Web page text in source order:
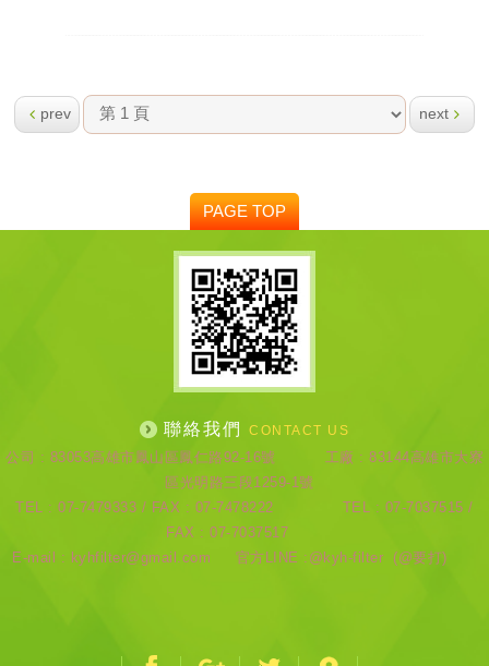
prev next
PAGE TOP
聯絡我們 CONTACT US
公司 : 83053高雄市鳳山區鳳仁路92-16號 工廠 : 83144高雄市大寮
區光明路三段1259-1號
TEL : 07-7479333 / FAX : 07-7478222 TEL : 07-7037515 /
FAX : 07-7037517
E-mail : kyhfilter@gmail.com 官方LINE :@kyh-filter (@要打)